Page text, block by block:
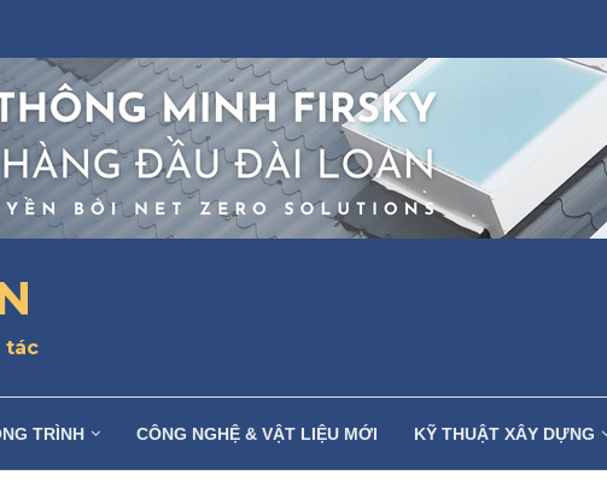
tác
TRÌNH CÔNG NGHỆ & VẬT LIỆU MỚI KỸ THUẬT XÂY DỰNG